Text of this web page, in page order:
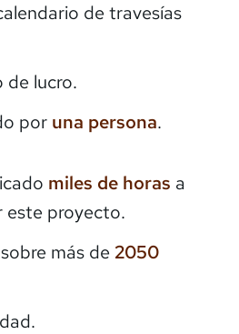
de travesías
de lucro.
por una persona.
miles de horas a
este proyecto.
más de 2050